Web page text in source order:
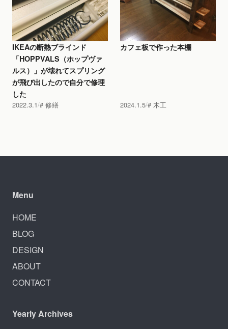
IKEAの断熱ブラインド
「HOPPVALS（ホップヴァ
ルス）」が壊れてスプリング
が飛び出したので自分で修理
した
2022.3.1 修繕
カフェ板で作った本棚
2024.1.5 木工
Menu
HOME
BLOG
DESIGN
ABOUT
CONTACT
Yearly Archives